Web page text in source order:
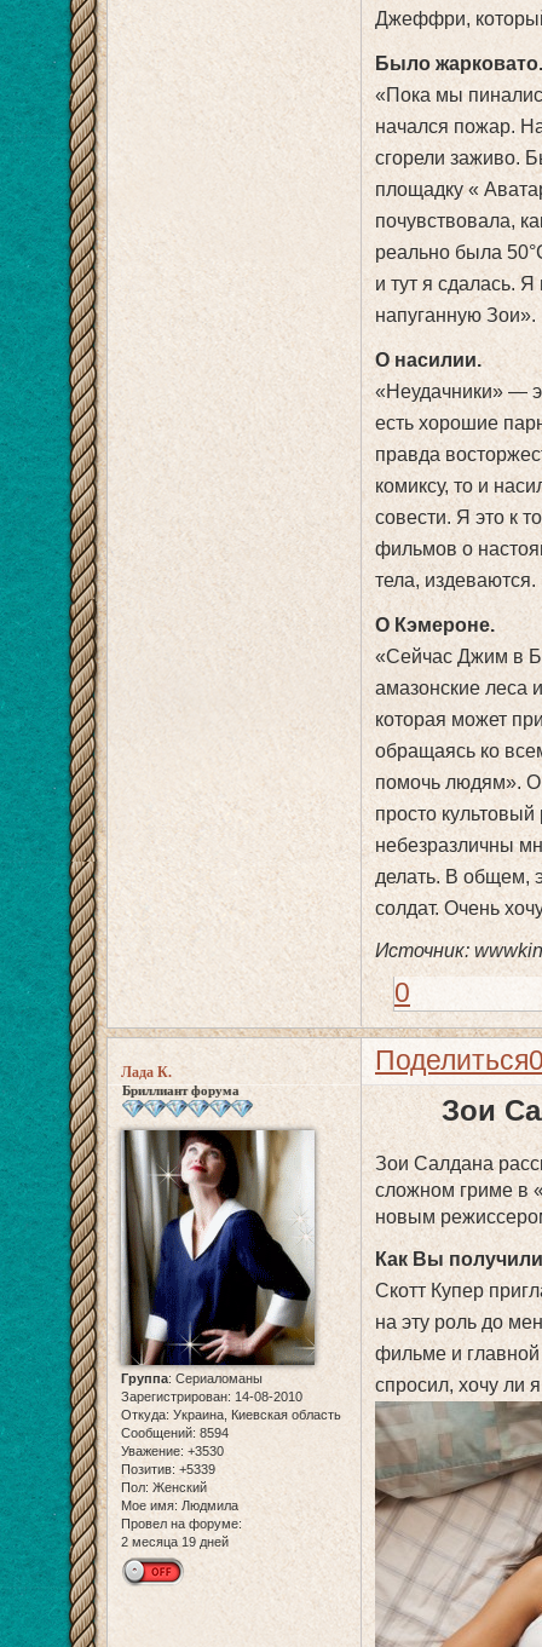
Джеффри,
Было
«Пока мы
начался пожар.
сгорели заживо.
площадку «
почувствовала,
реально была
и тут я сдалась.
напуганную Зои».
О насилии.
«Неудачники» —
есть хорошие
правда
комиксу, то и
совести. Я это к
фильмов о
тела,
О Кэмероне.
«Сейчас Джим в
амазонские леса
которая может
обращаясь ко
помочь людям».
просто
небезразличны
делать. В общем,
солдат. Очень
Источник:
0
Поделиться
Лада К.
Бриллиант форума
Группа: Сериаломаны
Зарегистрирован: 14-08-2010
Откуда: Украина, Киевская область
Сообщений: 8594
Уважение: +3530
Позитив: +5339
Пол: Женский
Мое имя: Людмила
Провел на форуме:
2 месяца 19 дней
Зои
Зои Салдана
сложном гриме в
новым
Как Вы
Скотт Купер
на эту роль до
фильме и
спросил, хочу ли